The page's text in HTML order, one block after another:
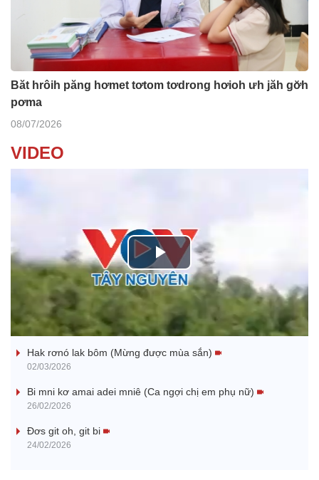
Băt hrôih păng hơmet tơtom tơdrong hơioh ưh jăh gơ̆h
pơma
08/07/2026
VIDEO
P
a
V
Nhớ bạn
Hak rơnó lak bôm (Mừng được mùa sắn)
02/03/2026
Bi mni kơ amai adei mniê (Ca ngợi chị em phụ nữ)
26/02/2026
Đơs git oh, git bi
24/02/2026